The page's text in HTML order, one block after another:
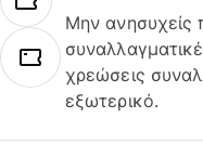
Μην ανησυχείς
χρεώσεις
εξωτερικό.